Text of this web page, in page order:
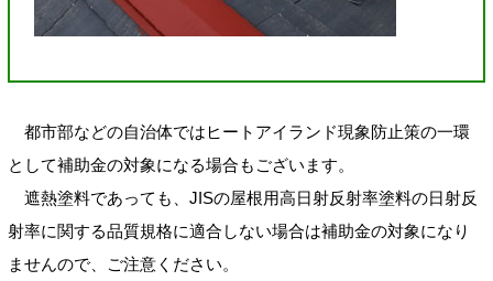
都市部などの自治体ではヒートアイランド現象防止策の一環
として補助金の対象になる場合もございます。
遮熱塗料であっても、JISの屋根用高日射反射率塗料の日射反
射率に関する品質規格に適合しない場合は補助金の対象になり
ませんので、ご注意ください。